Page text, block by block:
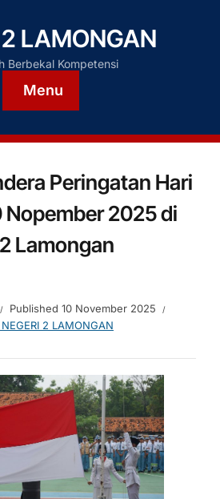
LAMONGAN
Berbekal Kompetensi
Menu
Peringatan Hari
Nopember 2025 di
Lamongan
Published 10 November 2025
2 LAMONGAN